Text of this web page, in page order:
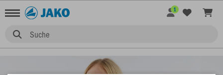
Suche
1